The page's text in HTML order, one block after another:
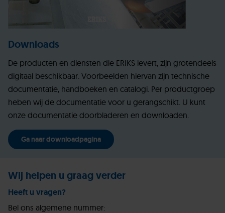
Downloads
De producten en diensten die ERIKS levert, zijn grotendeels
digitaal beschikbaar. Voorbeelden hiervan zijn technische
documentatie, handboeken en catalogi. Per productgroep
heben wij de documentatie voor u gerangschikt. U kunt
onze documentatie doorbladeren en downloaden.
Ga naar downloadpagina
Wij helpen u graag verder
Heeft u vragen?
Bel ons algemene nummer: